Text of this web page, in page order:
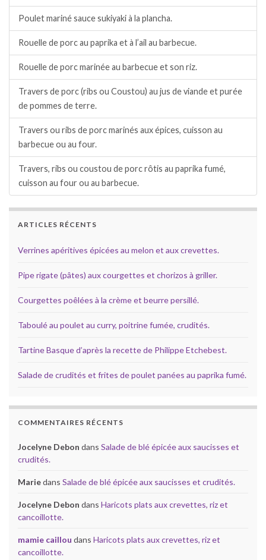
Poulet mariné sauce sukiyaki à la plancha.
Rouelle de porc au paprika et à l’ail au barbecue.
Rouelle de porc marinée au barbecue et son riz.
Travers de porc (ribs ou Coustou) au jus de viande et purée
de pommes de terre.
Travers ou ribs de porc marinés aux épices, cuisson au
barbecue ou au four.
Travers, ribs ou coustou de porc rôtis au paprika fumé,
cuisson au four ou au barbecue.
ARTICLES RÉCENTS
Verrines apéritives épicées au melon et aux crevettes.
Pipe rigate (pâtes) aux courgettes et chorizos à griller.
Courgettes poêlées à la crème et beurre persillé.
Taboulé au poulet au curry, poitrine fumée, crudités.
Tartine Basque d’après la recette de Philippe Etchebest.
Salade de crudités et frites de poulet panées au paprika fumé.
COMMENTAIRES RÉCENTS
Jocelyne Debon dans Salade de blé épicée aux saucisses et
crudités.
Mariedans Salade de blé épicée aux saucisses et crudités.
Jocelyne Debon dans Haricots plats aux crevettes, riz et
cancoillotte.
mamie caillou dans Haricots plats aux crevettes, riz et
cancoillotte.